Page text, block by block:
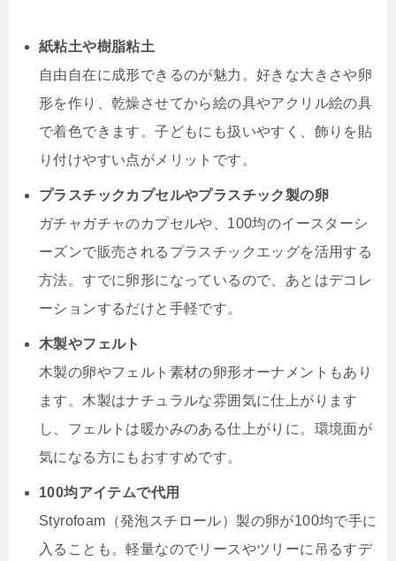
紙粘土や樹脂粘土
自由自在に成形できるのが魅力。好きな大きさや卵
形を作り、乾燥させてから絵の具やアクリル絵の具
で着色できます。子どもにも扱いやすく、飾りを貼
り付けやすい点がメリットです。
プラスチックカプセルやプラスチック製の卵
ガチャガチャのカプセルや、100均のイースターシ
ーズンで販売されるプラスチックエッグを活用する
方法。すでに卵形になっているので、あとはデコレ
ーションするだけと手軽です。
木製やフェルト
木製の卵やフェルト素材の卵形オーナメントもあり
ます。木製はナチュラルな雰囲気に仕上がります
し、フェルトは暖かみのある仕上がりに。環境面が
気になる方にもおすすめです。
100均アイテムで代用
Styrofoam（発泡スチロール）製の卵が100均で手に
入ることも。軽量なのでリースやツリーに吊るすデ